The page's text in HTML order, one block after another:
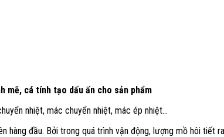
mẽ, cá tính tạo dấu ấn cho sản phẩm
nhiệt, mác chuyển nhiệt, mác ép nhiệt…
đầu. Bởi trong quá trình vận động, lượng mồ hôi tiết